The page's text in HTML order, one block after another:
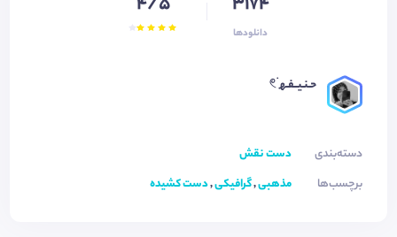
دانلودها
حـنـیــفـھ 𓏲࣪
دسته‌بندی
دست نقش
برچسب‌ها
مذهبی,گرافیکی,دست کشیده